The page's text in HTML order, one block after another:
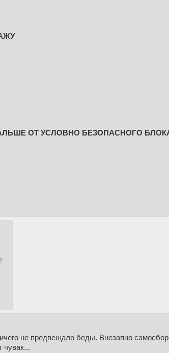
ОТ УСЛОВНО БЕЗОПАСНОГО
не предвещало беды. Внезапно
чувак...